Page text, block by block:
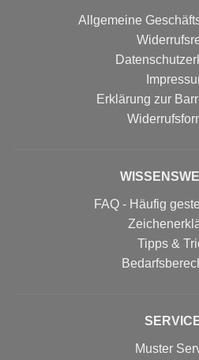
Allgemeine
Erklärung zur
FAQ - Häufig
Tipps &
Muster